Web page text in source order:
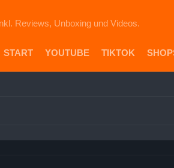
Reviews, Unboxing und Videos.
START YOUTUBE TIKTOK